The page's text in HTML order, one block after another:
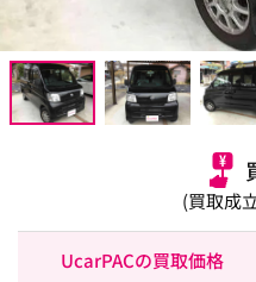
(買取成
UcarPACの買取価格